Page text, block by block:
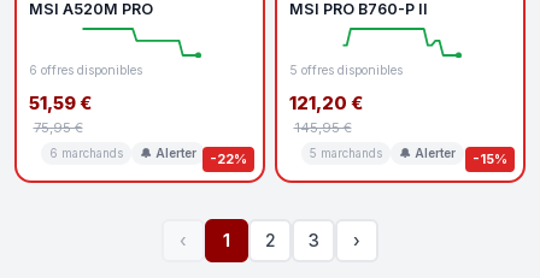
-22%
MSI A520M PRO
6 offres disponibles
51,59 €
75,95 €
6 marchands 🔔 Alerter -15%
MSI PRO B760-P II
5 offres disponibles
121,20 €
145,95 €
5 marchands 🔔 Alerter
‹ 1 2 3 ›